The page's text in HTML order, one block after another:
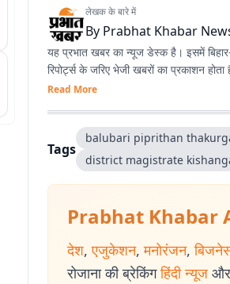
लेखक के बारे में
By Prabhat Khabar
यह प्रभात खबर का न्यूज डेस्क है। इसमें
रिपोर्ट्स के जरिए भेजी खबरों का प्रकाशन होता
Read More
Tags
balubari piprithan
district magistrate
Prabhat Khabar
देश, एजुकेशन, मनोरंजन,
रोजाना की ब्रेकिंग हिंदी न्यूज